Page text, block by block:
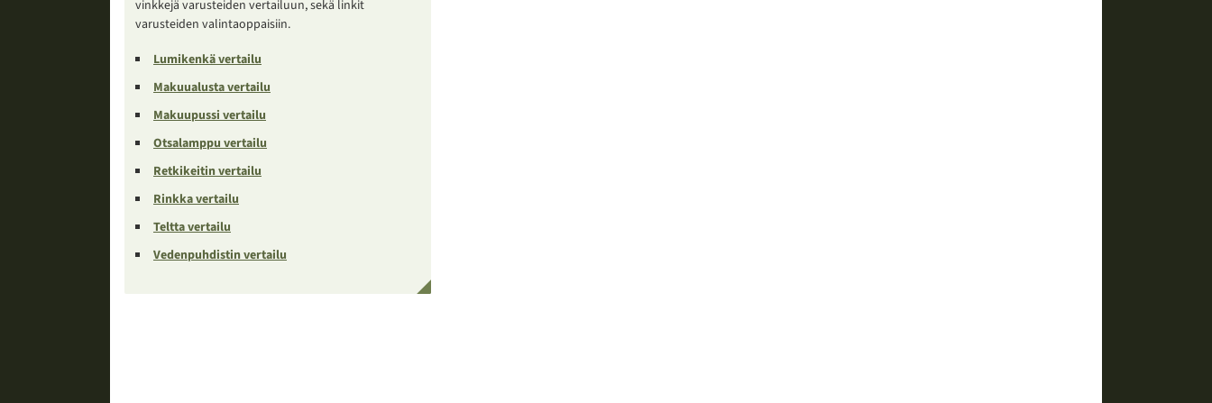
vinkkejä varusteiden vertailuun, sekä linkit
varusteiden valintaoppaisiin.
Lumikenkä vertailu
Makuualusta vertailu
Makuupussi vertailu
Otsalamppu vertailu
Retkikeitin vertailu
Rinkka vertailu
Teltta vertailu
Vedenpuhdistin vertailu